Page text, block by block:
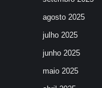
agosto 2025
julho 2025
junho 2025
maio 2025